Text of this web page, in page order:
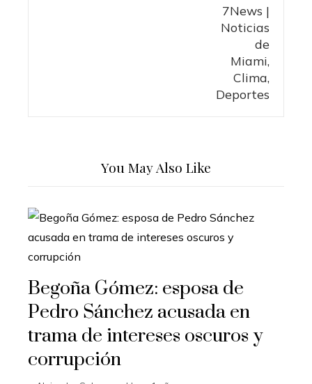
You May Also Like
Begoña Gómez: esposa de
Pedro Sánchez acusada en
trama de intereses oscuros y
corrupción